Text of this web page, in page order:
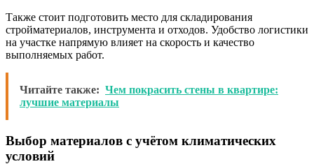
Также стоит подготовить место для складирования
стройматериалов, инструмента и отходов. Удобство логистики
на участке напрямую влияет на скорость и качество
выполняемых работ.
Читайте также: Чем покрасить стены в квартире:
лучшие материалы
Выбор материалов с учётом климатических
условий